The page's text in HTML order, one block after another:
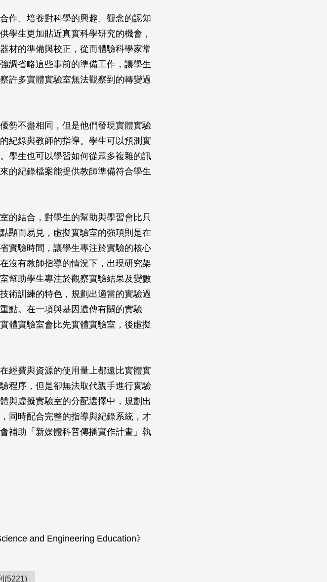
作、培養對科學的興趣、觀念的認知
學生更加貼近真實科學研究的機會，
材的準備與校正，從而體驗科學家常
調省略這些事前的準備工作，讓學生
許多實體實驗室無法觀察到的轉變過
勢不盡相同，但是他們發現實體實驗
紀錄與教師的指導。學生可以預測實
學生也可以學習如何從眾多複雜的訊
的紀錄檔案能提供教師準備符合學生
的結合，對學生的幫助與學習會比只
顯而易見，虛擬實驗室的強項則是在
實驗時間，讓學生專注於實驗的核心
沒有教師指導的情況下，出現研究架
幫助學生專注於觀察實驗結果及變數
術訓練的特色，規劃出適當的實驗過
點。在一項與基因遺傳有關的實驗
體實驗室會比先實體實驗室，後虛擬
經費與資源的使用量上都遠比實體實
程序，但是卻無法取代親手進行實驗
與虛擬實驗室的分配選擇中，規劃出
同時配合完整的指導與紀錄系統，才
補助「新媒體科普傳播實作計畫」執
and Engineering Education》
(5221)